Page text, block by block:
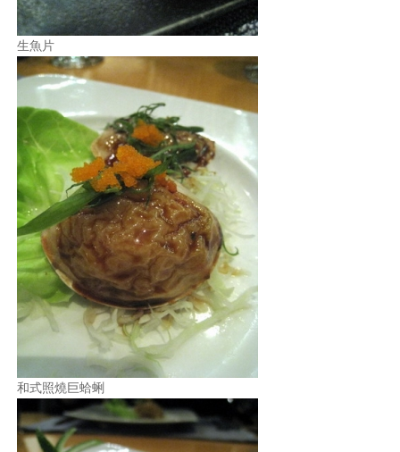
生魚片
和式照燒巨蛤蜊